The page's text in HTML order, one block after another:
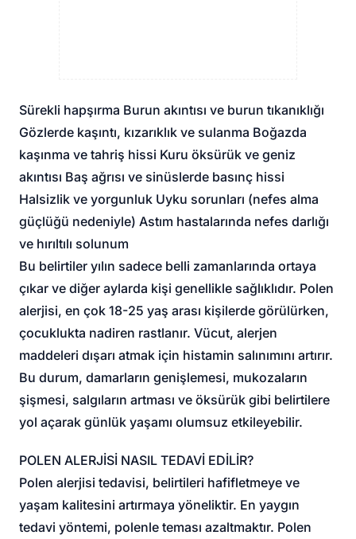
Sürekli hapşırma Burun akıntısı ve burun tıkanıklığı
Gözlerde kaşıntı, kızarıklık ve sulanma Boğazda
kaşınma ve tahriş hissi Kuru öksürük ve geniz
akıntısı Baş ağrısı ve sinüslerde basınç hissi
Halsizlik ve yorgunluk Uyku sorunları (nefes alma
güçlüğü nedeniyle) Astım hastalarında nefes darlığı
ve hırıltılı solunum
Bu belirtiler yılın sadece belli zamanlarında ortaya
çıkar ve diğer aylarda kişi genellikle sağlıklıdır. Polen
alerjisi, en çok 18-25 yaş arası kişilerde görülürken,
çocuklukta nadiren rastlanır. Vücut, alerjen
maddeleri dışarı atmak için histamin salınımını artırır.
Bu durum, damarların genişlemesi, mukozaların
şişmesi, salgıların artması ve öksürük gibi belirtilere
yol açarak günlük yaşamı olumsuz etkileyebilir.
POLEN ALERJİSİ NASIL TEDAVİ EDİLİR?
Polen alerjisi tedavisi, belirtileri hafifletmeye ve
yaşam kalitesini artırmaya yöneliktir. En yaygın
tedavi yöntemi, polenle teması azaltmaktır. Polen